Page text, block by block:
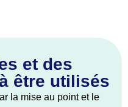
et des
être utilisés
la mise au point et le